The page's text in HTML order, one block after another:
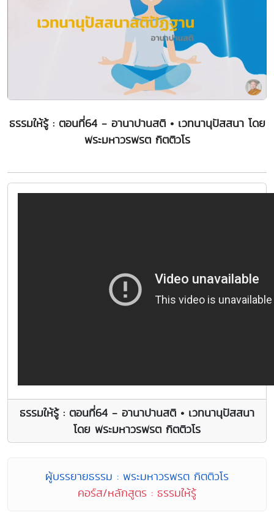
ธรรมให้รู้ : ตอนที่64 - อานาปานสติ • เวทนานุปัสสนา โดย
พระมหาวรพรต กิตติวโร
ธรรมให้รู้ : ตอนที่64 - อานาปานสติ • เวทนานุปัสสนา
โดย พระมหาวรพรต กิตติวโร
ผู้บรรยายธรรม : พระมหาวรพรต กิตติวโร
คอร์ส/หลักสูตร : ธรรมให้รู้